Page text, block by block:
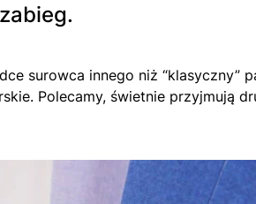
surowca innego niż “klasyczny”
Polecamy, świetnie przyjmują